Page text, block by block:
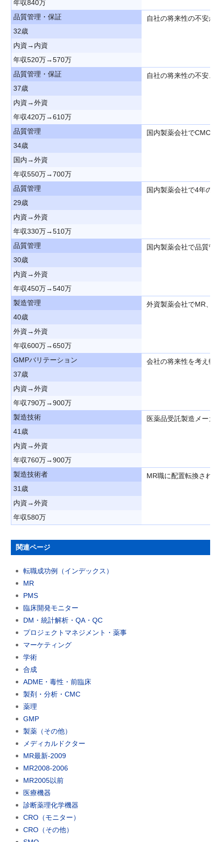
年収840万
品質管理・保証
自社の将来性の不安か
32歳
内資→内資
年収520万→570万
品質管理・保証
自社の将来性の不安、
37歳
内資→外資
年収420万→610万
品質管理
国内製薬会社でCMC
34歳
国内→外資
年収550万→700万
品質管理
国内製薬会社で4年の
29歳
内資→外資
年収330万→510万
品質管理
国内製薬会社で品質管
30歳
内資→外資
年収450万→540万
製造管理
外資製薬会社でMR、
40歳
外資→外資
年収600万→650万
GMPバリテーション
会社の将来性を考え転
37歳
内資→外資
年収790万→900万
製造技術
医薬品受託製造メーカ
41歳
内資→外資
年収760万→900万
製造技術者
MR職に配置転換され3
31歳
内資→外資
年収580万
関連ページ
転職成功例（インデックス）
MR
PMS
臨床開発モニター
DM・統計解析・QA・QC
プロジェクトマネジメント・薬事
マーケティング
学術
合成
ADME・毒性・前臨床
製剤・分析・CMC
薬理
GMP
製薬（その他）
メディカルドクター
MR最新-2009
MR2008-2006
MR2005以前
医療機器
診断薬理化学機器
CRO（モニター）
CRO（その他）